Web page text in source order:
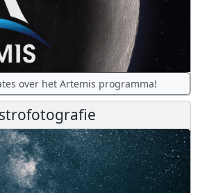
over het Artemis programma!